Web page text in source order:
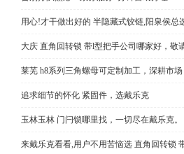
用心!才干做出好的 半隐藏式铰链,阳泉侯总
大庆 直角回转锁 带l型把手公司哪家好，敬
莱芜 h8系列三角螺母可定制加工，深耕市场
追求细节的怀化 紧固件，选戴乐克
玉林玉林 门闩锁哪里找，一切尽在戴乐克。
来戴乐克看看,用户不用苦恼选 直角回转锁